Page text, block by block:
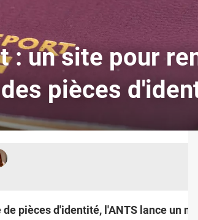
: un site pour
pièces
pièces d'identité, l'ANTS lance un